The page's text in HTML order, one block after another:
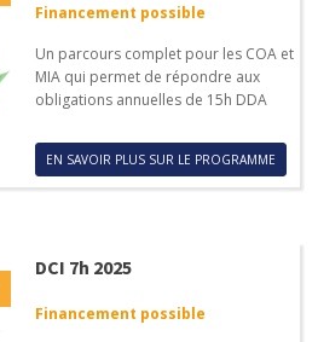
Financement possible
Un parcours complet pour les COA et
MIA qui permet de répondre aux
obligations annuelles de 15h DDA
EN SAVOIR PLUS SUR LE PROGRAMME
DCI 7h 2025
Financement possible